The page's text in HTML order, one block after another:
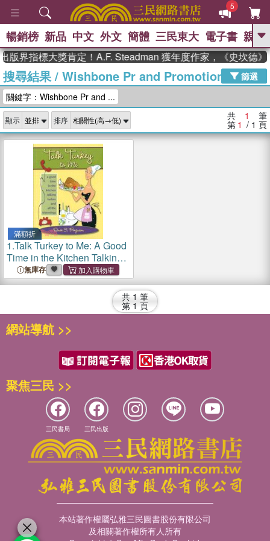
5
GO
熱搜： 東野圭吾 、 The Odyssey 、
父親節 、 如果歷史是一群喵 、 暑期
念華 、 台灣的李登輝時代 、 數學女
孩：黎曼猜想
偉大的迷走神經
暢銷榜 新品 中文 外文 簡體 三民東大 電子書 親子
版界指標大獎肯定！A.F. Steadman 獲年度作家，《史坎德》
搜尋結果/ Wishbone Pr and Promotions Inc
篩選
關鍵字：Wishbone Pr and ...
顯示 排序 共 1 筆
第 1 / 1 頁
滿額折
1.Talk Turkey to Me: A Good
Time in the Kitchen Talking
Turkey And All the
Trimmings
無庫存
共 1 筆
第 1 頁
網站導航 >>
聚焦三民 >>
三民書局 三民出版
本站著作權屬弘雅三民圖書股份有限公司
及相關著作權所有人所有